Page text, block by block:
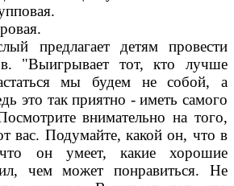
предлагает детям провести
"Выигрывает тот, кто лучше
мы будем не собой, а
это так приятно - иметь самого
внимательно на того,
вас. Подумайте, какой он, что в
он умеет, какие хорошие
чем может понравиться. Не